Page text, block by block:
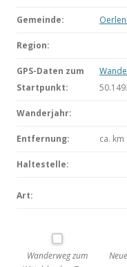
Gemeinde:
Region:
GPS-Daten zum
Startpunkt:
Wanderjahr:
Entfernung: ca. km
Haltestelle:
Art:
Wanderweg zum